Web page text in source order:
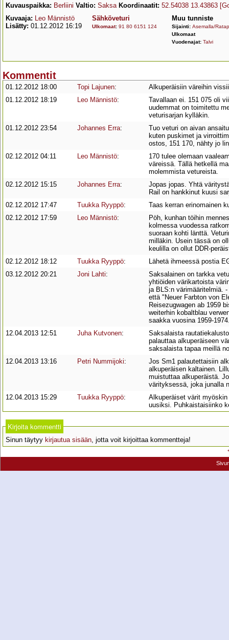
Kuvauspaikka: Berliini Valtio: Saksa Koordinaatit: 52.54038 13.43863
Kuvaaja: Leo Männistö
Lisätty: 01.12.2012 16:19
Sähköveturi
Ulkomaat: 91 80 6151 124
Muu tunniste
Sijainti: Asemalla/
Ulkomaat
Vuodenajat: Talvi
Kommentit
01.12.2012 18:00 Topi Lajunen:
Alkuperäisiin väreihin
01.12.2012 18:19
Leo Männistö:
Tavallaan ei. 151 075 oli
uudemmat on toimitettu
veturisarjan kylläkin.
01.12.2012 23:54
Johannes Erra:
Tuo veturi on aivan
kuten puskimet ja
ostos, 151 170, nähty jo
02.12.2012 04:11
Leo Männistö:
170 tulee olemaan
väreissä. Tällä hetkellä
molemmista vetureista.
02.12.2012 15:15
Johannes Erra:
Jopas jopas. Yhtä
Rail on hankkinut kuusi
02.12.2012 17:47
Tuukka Ryyppö:
Taas kerran erinomainen
02.12.2012 17:59
Leo Männistö:
Pöh, kunhan töihin
kolmessa vuodessa
suoraan kohti länttä.
milläkin. Usein tässä on
keulilla on ollut DDR-
02.12.2012 18:12
Tuukka Ryyppö:
Lähetä ihmeessä postia
03.12.2012 20:21
Joni Lahti:
Saksalainen on tarkka
yhtiöiden värikartoista
ja BLS:n värimääritelmiä.
että "Neuer Farbton von
Reisezugwagen ab 1959
weiterhin kobaltblau
saakka vuosina 1959-
12.04.2013 12:51
Juha Kutvonen:
Saksalaista
palauttaa alkuperäiseen
saksalaista tapaa meillä
12.04.2013 13:16
Petri Nummijoki:
Jos Sm1 palautettaisiin
alkuperäisen kaltainen.
muistuttaa alkuperäistä.
värityksessä, joka junalla
12.04.2013 15:29
Tuukka Ryyppö:
Alkuperäiset värit
uusiksi. Puhkaistaisiinko
Kirjoita kommentti
Sinun täytyy kirjautua sisään, jotta voit kirjoittaa kommentteja!